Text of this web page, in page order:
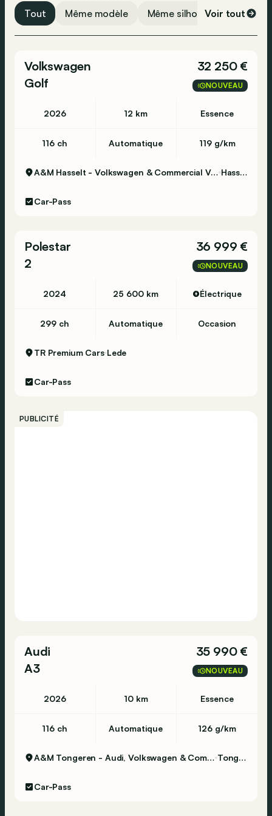
Tout Même modèle Même silhouette Même
Voir tout
Volkswagen
Golf
32 250 €
NOUVEAU
2026 12 km Essence
116 ch Automatique 119 g/km
A&M Hasselt - Volkswagen & Commercial Vehicles Hasselt
Car-Pass
Polestar
2
36 999 €
NOUVEAU
2024 25 600 km Électrique
299 ch Automatique Occasion
TR Premium Cars Lede
Car-Pass
PUBLICITÉ
Audi
A3
35 990 €
NOUVEAU
2026 10 km Essence
116 ch Automatique 126 g/km
A&M Tongeren - Audi, Volkswagen & Commercial Vehicles Tongeren
Car-Pass